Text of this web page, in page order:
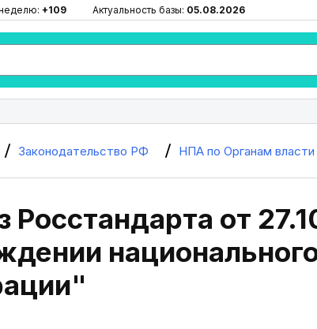
+109 Актуальность базы: 05.08.2026
Законодательство РФ НПА по Органам власти
Росстандарта от